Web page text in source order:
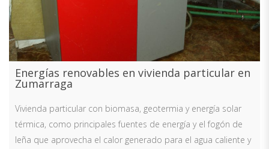
Energías renovables en vivienda particular en
Zumarraga
Vivienda particular con biomasa, geotermia y energía solar
térmica, como principales fuentes de energía y el fogón de
leña que aprovecha el calor generado para el agua caliente y